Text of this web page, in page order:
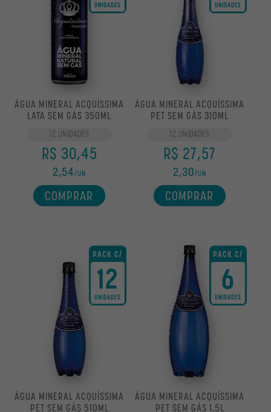
UNIDADES
ÁGUA MINERAL ACQUÍSSIMA
LATA SEM GÁS 350ML
12 UNIDADES
R$ 30,45
2,54/UN
COMPRAR
UNIDADES
ÁGUA MINERAL ACQUÍSSIMA
PET SEM GÁS 310ML
12 UNIDADES
R$ 27,57
2,30/UN
COMPRAR
PACK C/
12
UNIDADES
ÁGUA MINERAL ACQUÍSSIMA
PET SEM GÁS 510ML
PACK C/
6
UNIDADES
ÁGUA MINERAL ACQUÍSSIMA
PET SEM GÁS 1,5L